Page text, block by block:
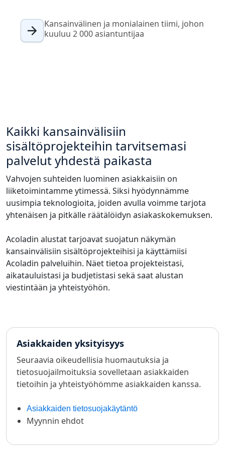
Rahoitus
Kaikki toimialat
Tapaa Lia
Nopea, älykäs ja skaalautuva AI-käännös
Kansainvälinen ja monialainen tiimi, johon
kuuluu 2 000 asiantuntijaa
Kaikki kansainvälisiin
sisältöprojekteihin tarvitsemasi
palvelut yhdestä paikasta
Vahvojen suhteiden luominen asiakkaisiin on
liiketoimintamme ytimessä. Siksi hyödynnämme
uusimpia teknologioita, joiden avulla voimme tarjota
yhtenäisen ja pitkälle räätälöidyn asiakaskokemuksen.
Acoladin alustat tarjoavat suojatun näkymän
kansainvälisiin sisältöprojekteihisi ja käyttämiisi
Acoladin palveluihin. Näet tietoa projekteistasi,
aikatauluistasi ja budjetistasi sekä saat alustan
viestintään ja yhteistyöhön.
Asiakkaiden yksityisyys
Seuraavia oikeudellisia huomautuksia ja
tietosuojailmoituksia sovelletaan asiakkaiden
tietoihin ja yhteistyöhömme asiakkaiden kanssa.
Asiakkaiden tietosuojakäytäntö
Myynnin ehdot